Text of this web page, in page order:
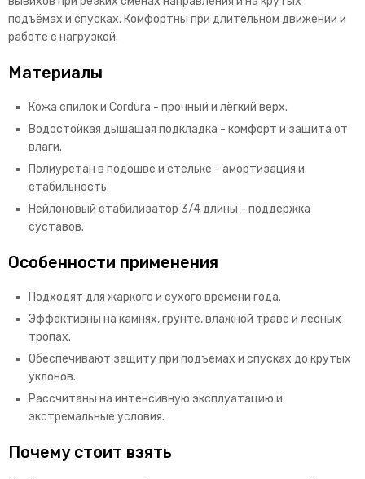
подъёмах и спусках. Комфортны при длительном движении и
работе с нагрузкой.
Материалы
Кожа спилок и Cordura - прочный и лёгкий верх.
Водостойкая дышащая подкладка - комфорт и защита от
влаги.
Полиуретан в подошве и стельке - амортизация и
стабильность.
Нейлоновый стабилизатор 3/4 длины - поддержка
суставов.
Особенности применения
Подходят для жаркого и сухого времени года.
Эффективны на камнях, грунте, влажной траве и лесных
тропах.
Обеспечивают защиту при подъёмах и спусках до крутых
уклонов.
Рассчитаны на интенсивную эксплуатацию и
экстремальные условия.
Почему стоит взять